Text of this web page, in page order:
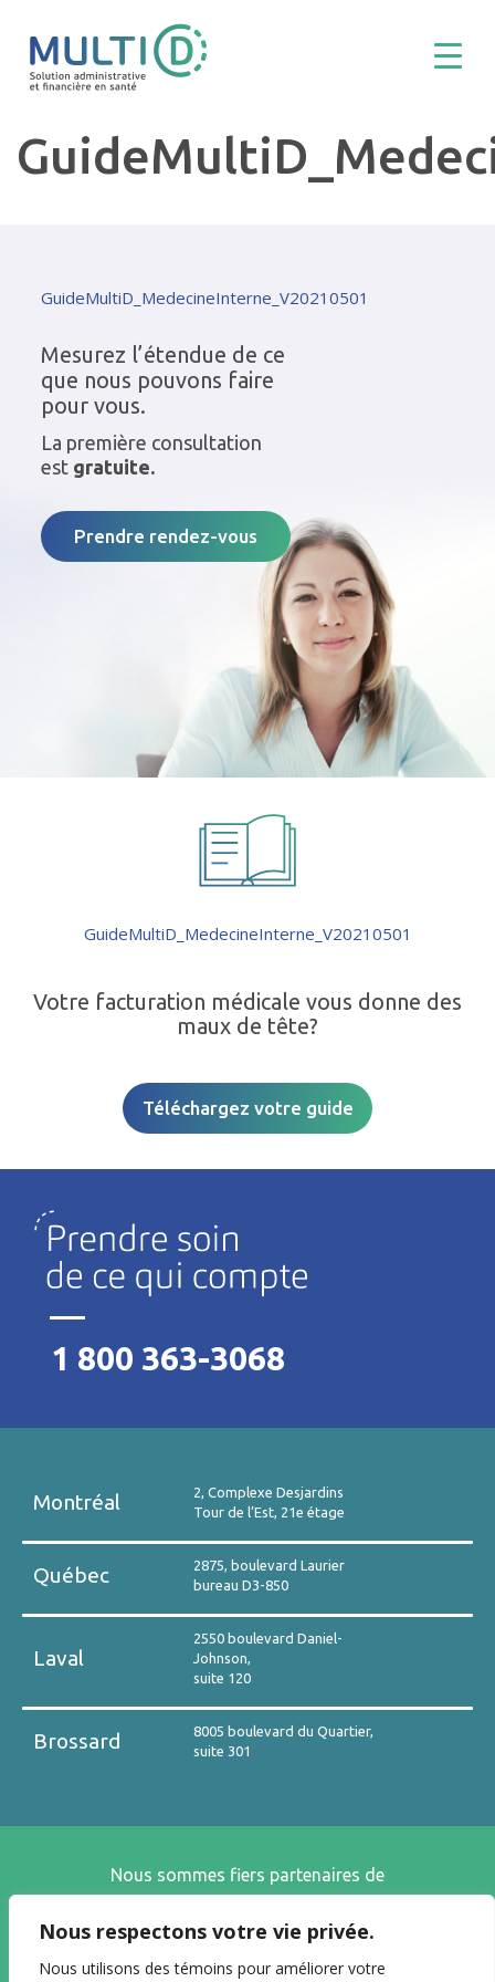
Nous respectons votre vie privée.
Nous utilisons des témoins pour améliorer votre
GuideMultiD_MedecineInterne_V20210501
Mesurez l’étendue de ce
que nous pouvons faire
pour vous.
La première consultation
est gratuite.
Prendre rendez-vous
GuideMultiD_MedecineInterne_V20210501
Votre facturation médicale vous donne des
maux de tête?
Téléchargez votre guide
1 800 363-3068
Montréal
2, Complexe Desjardins
Tour de l’Est, 21e étage
Québec
2875, boulevard Laurier
bureau D3-850
Laval
2550 boulevard Daniel-
Johnson,
suite 120
Brossard
8005 boulevard du Quartier,
suite 301
Nous sommes fiers partenaires de